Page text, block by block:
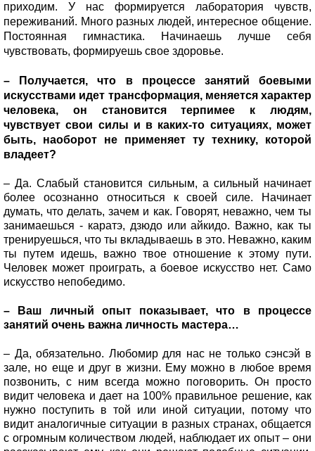
приходим. У нас формируется лаборатория чувств,
переживаний. Много разных людей, интересное общение.
Постоянная гимнастика. Начинаешь лучше себя
чувствовать, формируешь свое здоровье.
– Получается, что в процессе занятий боевыми
искусствами идет трансформация, меняется характер
человека, он становится терпимее к людям,
чувствует свои силы и в каких-то ситуациях, может
быть, наоборот не применяет ту технику, которой
владеет?
– Да. Слабый становится сильным, а сильный начинает
более осознанно относиться к своей силе. Начинает
думать, что делать, зачем и как. Говорят, неважно, чем ты
занимаешься - каратэ, дзюдо или айкидо. Важно, как ты
тренируешься, что ты вкладываешь в это. Неважно, каким
ты путем идешь, важно твое отношение к этому пути.
Человек может проиграть, а боевое искусство нет. Само
искусство непобедимо.
– Ваш личный опыт показывает, что в процессе
занятий очень важна личность мастера…
– Да, обязательно. Любомир для нас не только сэнсэй в
зале, но еще и друг в жизни. Ему можно в любое время
позвонить, с ним всегда можно поговорить. Он просто
видит человека и дает на 100% правильное решение, как
нужно поступить в той или иной ситуации, потому что
видит аналогичные ситуации в разных странах, общается
с огромным количеством людей, наблюдает их опыт – они